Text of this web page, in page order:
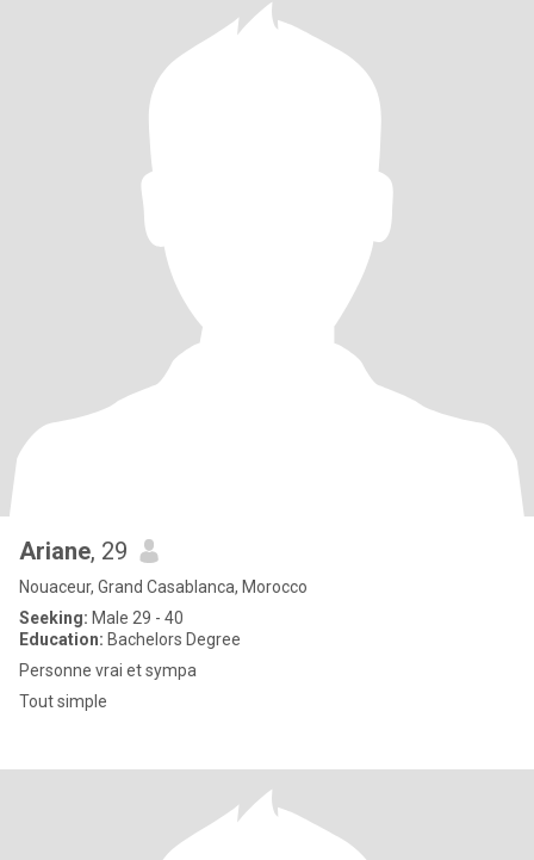
Ariane, 29
Nouaceur, Grand Casablanca, Morocco
Seeking: Male 29 - 40
Education: Bachelors Degree
Personne vrai et sympa
Tout simple